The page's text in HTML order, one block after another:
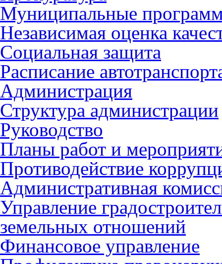
Муниципальные
Независимая оценка
Социальная защита
Расписание
Администрация
Структура администрации
Руководство
Планы работ и
Противодействие
Административная
Управление
земельных отношений
Финансовое управление